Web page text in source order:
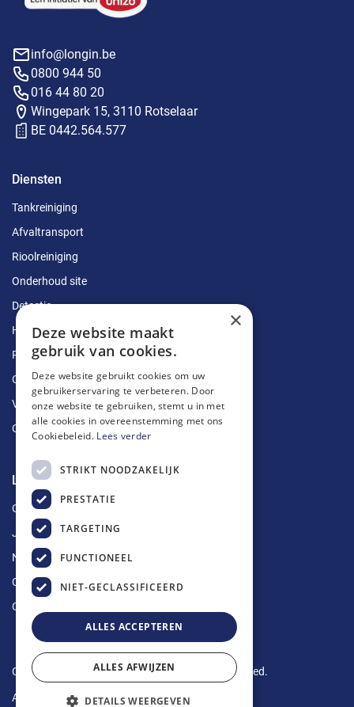
info@longin.be
0800 944 50
016 44 80 20
Wingepark 15, 3110 Rotselaar
BE 0442.564.577
Diensten
Tankreiniging
Afvaltransport
Rioolreiniging
Onderhoud site
Detectie
Herstellingen
Ruimingen
Ontstoppingen
Vetputten
Ontkalking
Longin Service
Over ons
Jobs
Nieuws
Contact
Offerte aanvragen
Copyright © 2024 Longin Service. All rights reserved.
Algemene voorwaarden -Privacy Policy
×
Deze website maakt
gebruik van cookies.
Deze website gebruikt cookies om uw
gebruikerservaring te verbeteren. Door
onze website te gebruiken, stemt u in met
alle cookies in overeenstemming met ons
Cookiebeleid. Lees verder
STRIKT NOODZAKELIJK
PRESTATIE
TARGETING
FUNCTIONEEL
NIET-GECLASSIFICEERD
ALLES ACCEPTEREN
ALLES AFWIJZEN
DETAILS WEERGEVEN